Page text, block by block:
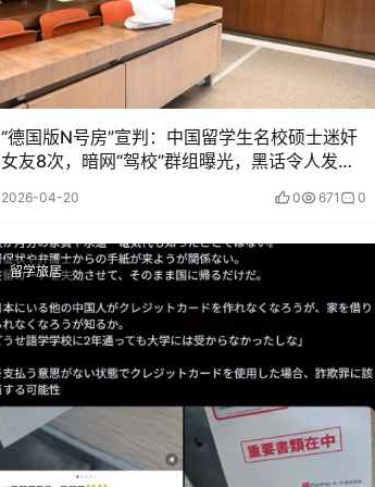
“德国版N号房”宣判：中国留学生名校硕士迷奸
女友8次，暗网“驾校”群组曝光，黑话令人发
2026-04-20 0 671 0
留学旅居